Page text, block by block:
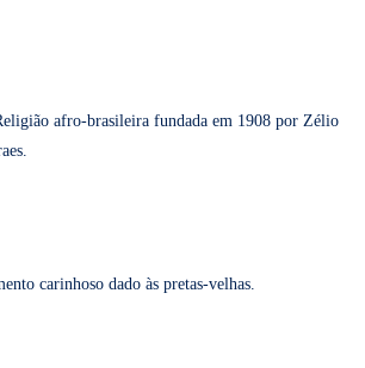
afro-brasileira fundada em 1908 por Zélio
carinhoso dado às pretas-velhas.